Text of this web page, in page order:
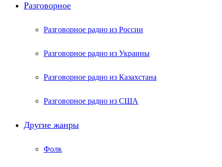
Разговорное
Разговорное радио из России
Разговорное радио из Украины
Разговорное радио из Казахстана
Разговорное радио из США
Другие жанры
Фолк